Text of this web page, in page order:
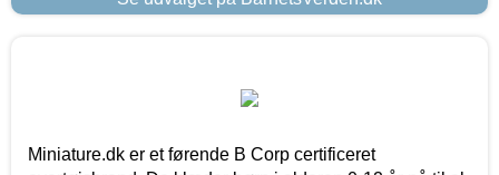
Miniature.dk er et førende B Corp certificeret